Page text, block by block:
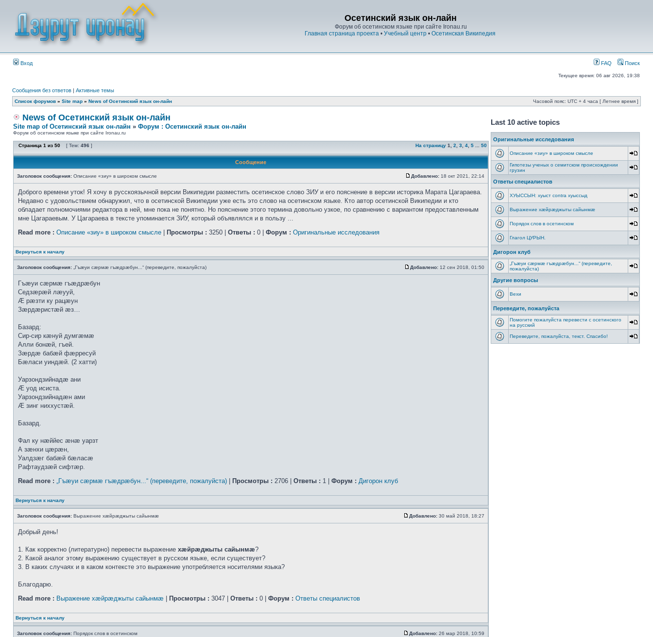
Осетинский язык он-лайн
Форум об осетинском языке при сайте Ironau.ru
Главная страница проекта • Учебный центр • Осетинская Википедия
Вход FAQ Поиск
Текущее время: 06 авг 2026, 19:38
Сообщения без ответов | Активные темы
Список форумов » Site map » News of Осетинский язык он-лайн Часовой пояс: UTC + 4 часа [ Летнее время ]
News of Осетинский язык он-лайн
Site map of Осетинский язык он-лайн » Форум : Осетинский язык он-лайн
Форум об осетинском языке при сайте Ironau.ru
Страница 1 из 50 [ Тем: 496 ] На страницу 1 2 3 4 5 50
Сообщение
Заголовок сообщения: Описание «зиу» в широком смысле Добавлено: 18 окт 2021, 22:14
Доброго времени уток! Я хочу в русскоязычной версии Википедии разместить осетинское слово ЗИУ и его пояснение в версии историка Марата Цагараева.
Недавно с удовольствием обнаружил, что в осетинской Википедии уже есть это слово на осетинском языке. Кто автор осетинской Википедии и кто
обладает полномочиями редактора в ней, мне пока не понятно. Но пояснение этого термина довольно узкое, по сравнению с вариантом предоставленным
мне Цагараевым. У Цагараева в тексте упоминается ЗИУ, который объявлялся и в пользу ...
Read more : Описание «зиу» в широком смысле Просмотры : 3250 | Ответы : 0 | Форум : Оригинальные исследования
Вернуться к началу
Заголовок сообщения: „Гъæуи сæрмæ гъæдрæбун...“ (переведите, пожалуйста) Добавлено: 12 сен 2018, 01:50
Гъæуи сæрмæ гъæдрæбун
Седзæрæй лæууй,
Æ рæзти ку рацæун
Зæрдæристæй æз…
Базард:
Сир-сир кæнуй думгæмæ
Алли бонæй, гъей.
Зæрдæ бабæй фæрресуй
Бæласи уиндæй. (2 хатти)
Уарзондзийнадæ ани
Æ уод исиста.
Уарзондзийнадæн ами
Æ зинг ниххустæй.
Базард.
Фал ку нæййес æнæ уарзт
А зæнхи цæрæн,
Уалдзæг бабæй бæласæ
Рафтаудзæй сифтæр.
Read more : „Гъæуи сæрмæ гъæдрæбун...“ (переведите, пожалуйста) Просмотры : 2706 | Ответы : 1 | Форум : Дигорон клуб
Вернуться к началу
Заголовок сообщения: Выражение хæйрæджыты сайынмæ Добавлено: 30 май 2018, 18:27
Добрый день!
1. Как корректно (литературно) перевести выражение хæйрæджыты сайынмæ?
2. Какой аналог этому выражению существует в русском языке, если существует?
3. В каких случаях и в каком контексте это выражение употребляется носителями языка?
Благодарю.
Read more : Выражение хæйрæджыты сайынмæ Просмотры : 3047 | Ответы : 0 | Форум : Ответы специалистов
Вернуться к началу
Заголовок сообщения: Порядок слов в осетинском Добавлено: 26 мар 2018, 10:59
Last 10 active topics
Оригинальные исследования
Описание «зиу» в широком смысле
Гипотезы ученых о семитском происхождении
грузин
Ответы специалистов
ХУЫССЫН: хуыст contra хуыссыд
Выражение хæйрæджыты сайынмæ
Порядок слов в осетинском
Глагол ЦУРЫН.
Дигорон клуб
„Гъæуи сæрмæ гъæдрæбун...“ (переведите,
пожалуйста)
Другие вопросы
Вехи
Переведите, пожалуйста
Помогите пожалуйста перевести с осетинского
на русский
Переведите, пожалуйста, текст. Спасибо!